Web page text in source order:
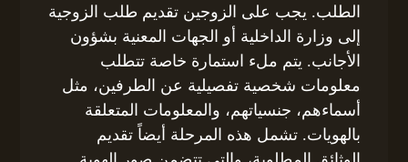
الطلب. يجب على الزوجين تقديم طلب الزوجية
إلى وزارة الداخلية أو الجهات المعنية بشؤون
الأجانب. يتم ملء استمارة خاصة تتطلب
معلومات شخصية تفصيلية عن الطرفين، مثل
أسماءهم، جنسياتهم، والمعلومات المتعلقة
بالهويات. تشمل هذه المرحلة أيضاً تقديم